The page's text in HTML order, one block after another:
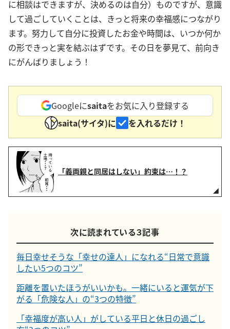
に相談はできますが、決めるのは自分）ものですが、意識
して過ごしていくことは、きっと将来の幸福感につながり
ます。努力して自分に投資したお金や時間は、いつか何か
の形できっと実を結ぶはずです。その日を夢見て、前向き
にがんばりましょう！
Googleにsaitaをお気に入り登録する
saita(サイタ)に
を入れるだけ！
「義両親と同居はしない」約束は…！？
次に読まれている３記事
毎日幸せそうな「幸せの達人」になれる“日常で意識
したい5つのコツ”
距離を置いたほうがいいかも。一緒にいると運気が下
がる「危険な人」の“3つの特徴”
「幸福度が高い人」がしている平日と休日の過ごし